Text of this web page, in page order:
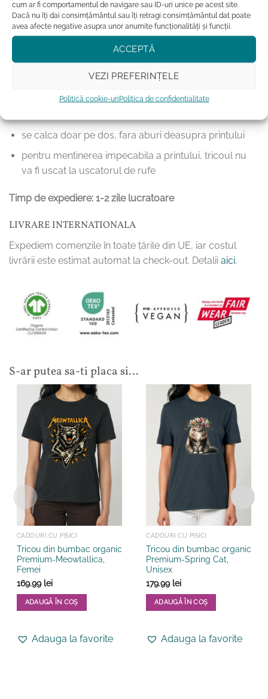
cum ar fi comportamentul de navigare sau ID-uri unice pe acest site.
Dacă nu îți dai consimțământul sau îți retragi consimțământul dat poate
avea afecte negative asupra unor anumite funcționalități și funcții.
ACCEPTĂ
VEZI PREFERINȚELE
Politică cookie-uriPolitica de confidentialitate
Instructiuni de intretinere:
tricoul se spala la program scurt, pe dos, la
temperaturi mai mici sau egale cu 40˚C
nu se va folosi balsam de rufe. Compozitia chimica a
se calca doar pe dos, fara aburi deasupra printului
pentru mentinerea impecabila a printului, tricoul nu
va fi uscat la uscatorul de rufe
Timp de expediere: 1-2 zile lucratoare
LIVRARE INTERNATIONALA
Expediem comenzile în toate țările din UE, iar costul
livrării este estimat automat la check-out. Detalii aici.
S-ar putea sa-ti placa si…
CADOURI CU PISICI
Tricou din bumbac organic
Premium-Meowtallica,
Femei
169.99 lei
ADAUGĂ ÎN COȘ
are Adauga la favorite
CADOURI CU PISICI
Tricou din bumbac organic
Premium-Spring Cat,
Unisex
179.99 lei
ADAUGĂ ÎN COȘ
are Adauga la favorite